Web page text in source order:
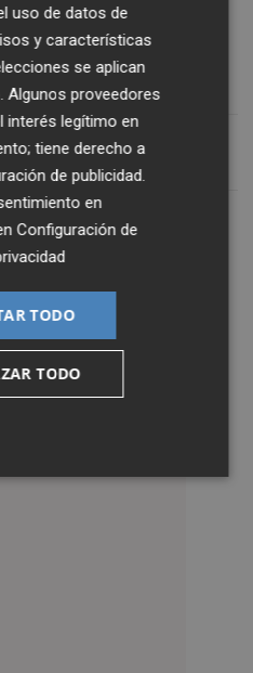
pactaron los días
la mesa el
uso de datos de
y características
se aplican
Algunos proveedores
interés legítimo en
tiene derecho a
de publicidad.
en
Configuración de
TODO
TODO